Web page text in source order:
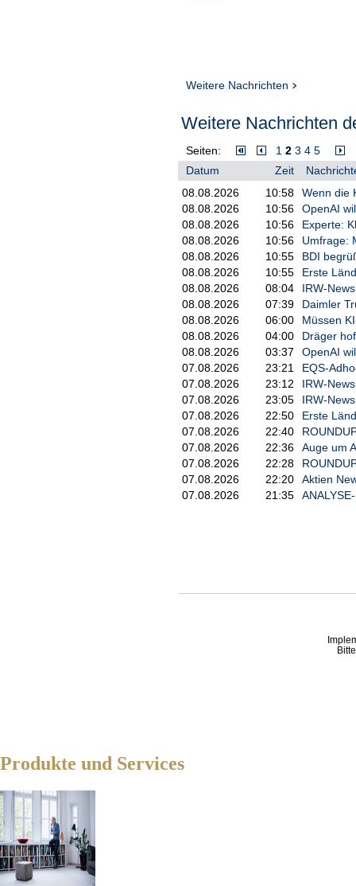
Weitere Nachrichten
Weitere Nachrichten
Seiten: 1 2 3 4 5
Datum
Zeit
08.08.2026
10:58
Wenn die
08.08.2026
10:56
OpenAI
08.08.2026
10:56
Experte:
08.08.2026
10:56
Umfrage:
08.08.2026
10:55
BDI
08.08.2026
10:55
Erste
08.08.2026
08:04
IRW-
08.08.2026
07:39
Daimler
08.08.2026
06:00
Müssen
08.08.2026
04:00
Dräger
08.08.2026
03:37
OpenAI
07.08.2026
23:21
EQS-
07.08.2026
23:12
IRW-
07.08.2026
23:05
IRW-
07.08.2026
22:50
Erste
07.08.2026
22:40
07.08.2026
22:36
Auge um
07.08.2026
22:28
07.08.2026
22:20
Aktien
07.08.2026
21:35
Produkte und Services